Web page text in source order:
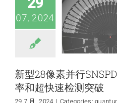
07, 2024
新型28像素并行
率和超快速检测突破
29 7 月, 2024 | Categories: